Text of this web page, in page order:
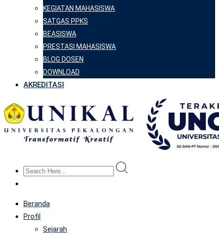
KEGIATAN MAHASISWA
SATGAS PPKS
BEASISWA
PRESTASI MAHASISWA
BLOG DOSEN
DOWNLOAD
AKREDITASI
Beranda
Profil
Sejarah